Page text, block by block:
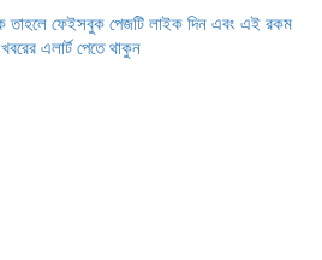
তাহলে ফেইসবুক পেজটি লাইক দিন এবং এই রকম
এলার্ট পেতে থাকুন